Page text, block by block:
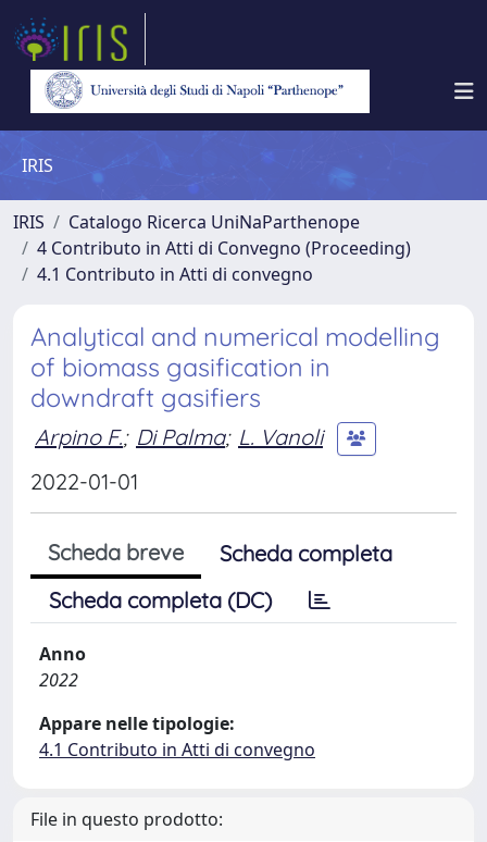
IRIS
IRIS
Catalogo Ricerca UniNaParthenope
4 Contributo in Atti di Convegno (Proceeding)
4.1 Contributo in Atti di convegno
Analytical and numerical modelling
of biomass gasification in
downdraft gasifiers
Arpino F.; Di Palma; L. Vanoli
2022-01-01
Scheda breve
Scheda completa
Scheda completa (DC)
Anno
2022
Appare nelle tipologie:
4.1 Contributo in Atti di convegno
File in questo prodotto: